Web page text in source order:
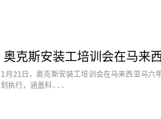
1月21日，奥克斯安装工培训会在马来西亚马六
划执行，涵盖科...